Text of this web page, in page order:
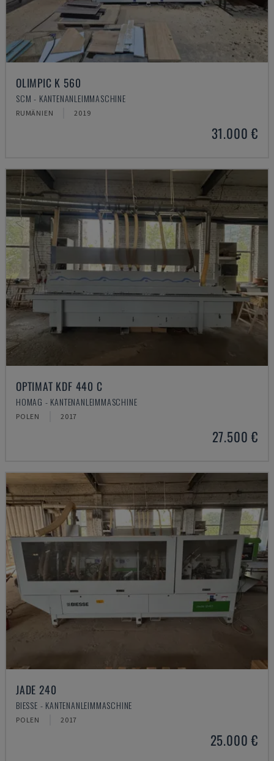
OLIMPIC K 560
SCM - KANTENANLEIMMASCHINE
RUMÄNIEN 2019
31.000 €
OPTIMAT KDF 440 C
HOMAG - KANTENANLEIMMASCHINE
POLEN 2017
27.500 €
JADE 240
BIESSE - KANTENANLEIMMASCHINE
POLEN 2017
25.000 €